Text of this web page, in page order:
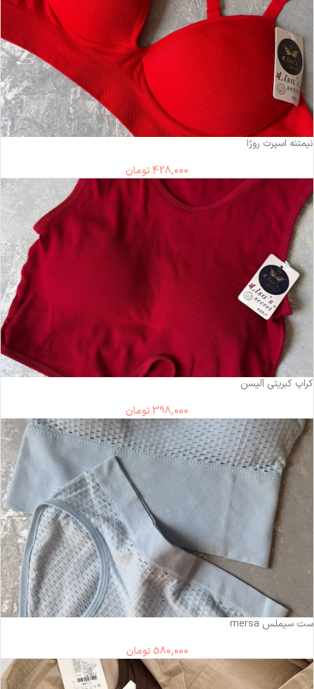
نیمتنه اسپرت روژا
428,000 تومان
کراپ کبریتی آلیسن
398,000 تومان
ست سیملس mersa
580,000 تومان